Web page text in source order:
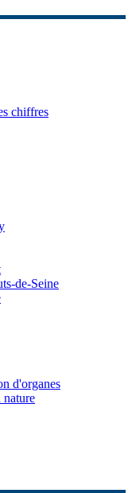
chiffres
de-Seine
d'organes
nature